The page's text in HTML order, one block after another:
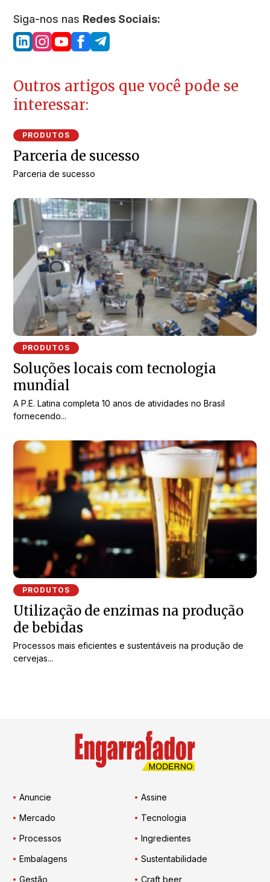
Siga-nos nas Redes Sociais:
Outros artigos que você pode se
interessar:
PRODUTOS
Parceria de sucesso
Parceria de sucesso
PRODUTOS
Soluções locais com tecnologia
mundial
A P.E. Latina completa 10 anos de atividades no Brasil
fornecendo...
PRODUTOS
Utilização de enzimas na produção
de bebidas
Processos mais eficientes e sustentáveis na produção de
cervejas...
Anuncie
Assine
Mercado
Tecnologia
Processos
Ingredientes
Embalagens
Sustentabilidade
Gestão
Craft beer